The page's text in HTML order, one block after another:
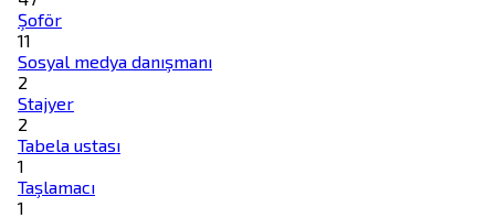
Şoför
11
Sosyal medya danışmanı
2
Stajyer
2
Tabela ustası
1
Taşlamacı
1